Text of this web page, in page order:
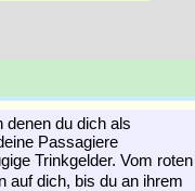
denen du dich als
Passagiere
Trinkgelder. Vom roten
auf dich, bis du an ihrem